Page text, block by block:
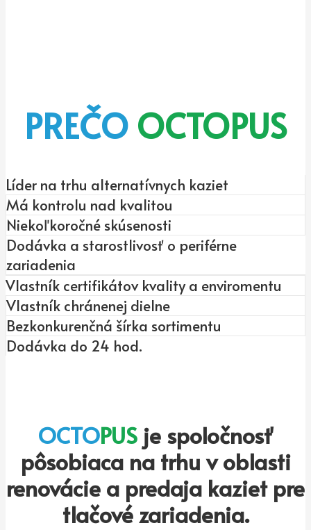
PREČO OCTOPUS
Líder na trhu alternatívnych kaziet
Má kontrolu nad kvalitou
Niekoľkoročné skúsenosti
Dodávka a starostlivosť o periférne
zariadenia
Vlastník certifikátov kvality a enviromentu
Vlastník chránenej dielne
Bezkonkurenčná šírka sortimentu
Dodávka do 24 hod.
OCTOPUS je spoločnosť
pôsobiaca na trhu v oblasti
renovácie a predaja kaziet pre
tlačové zariadenia.